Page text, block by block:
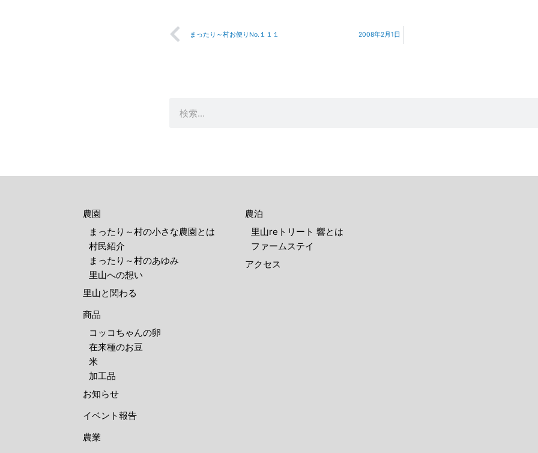
Prev
まったり～村お便りNo.１１１ 2008年2月1日
農園
まったり～村の小さな農園とは
村民紹介
まったり～村のあゆみ
里山への想い
里山と関わる
商品
コッコちゃんの卵
在来種のお豆
米
加工品
お知らせ
イベント報告
農業
農泊
里山reトリート 響とは
ファームステイ
アクセス